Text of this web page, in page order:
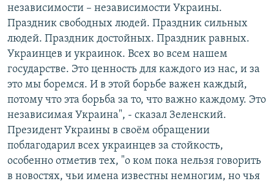
независимости – независимости Украины.
Праздник свободных людей. Праздник сильных
людей. Праздник достойных. Праздник равных.
Украинцев и украинок. Всех во всем нашем
государстве. Это ценность для каждого из нас, и за
это мы боремся. И в этой борьбе важен каждый,
потому что эта борьба за то, что важно каждому. Это
независимая Украина", - сказал Зеленский.
Президент Украины в своём обращении
поблагодарил всех украинцев за стойкость,
особенно отметив тех, "о ком пока нельзя говорить
в новостях, чьи имена известны немногим, но чья